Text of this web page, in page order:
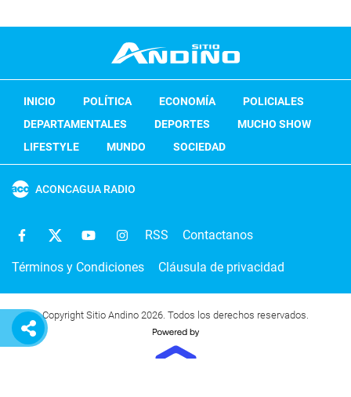
INICIO POLÍTICA ECONOMÍA
POLICIALES
DEPARTAMENTALES
DEPORTES
MUCHO SHOW
LIFESTYLE
MUNDO SOCIEDAD
ACONCAGUA RADIO
RSS Contactanos
Términos y Condiciones Cláusula de privacidad
Copyright Sitio Andino 2026. Todos los derechos reservados.